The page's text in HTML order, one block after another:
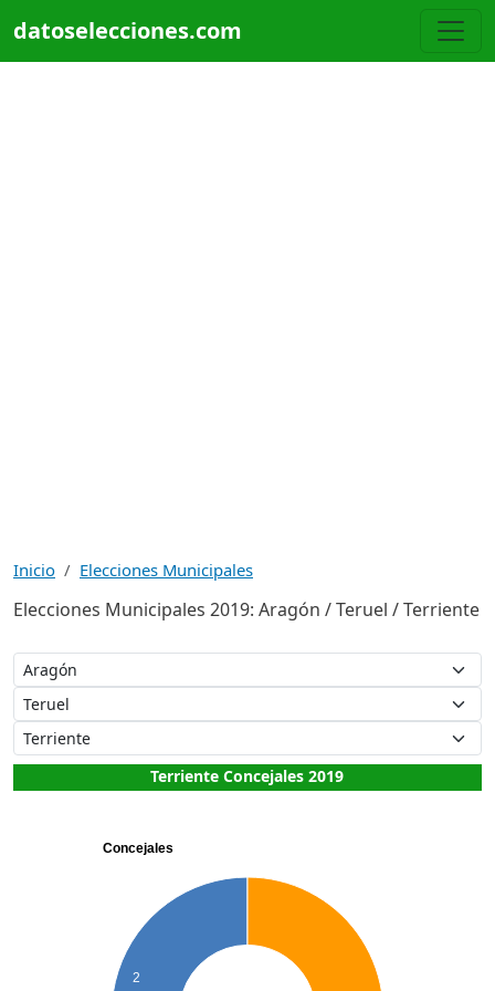
datoselecciones.com
Inicio Elecciones Municipales
Elecciones Municipales 2019: Aragón / Teruel / Terriente
Terriente Concejales 2019
Concejales
2